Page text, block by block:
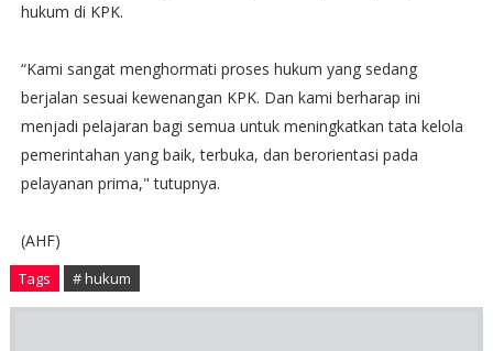
hukum di KPK.
“Kami sangat menghormati proses hukum yang sedang
berjalan sesuai kewenangan KPK. Dan kami berharap ini
menjadi pelajaran bagi semua untuk meningkatkan tata kelola
pemerintahan yang baik, terbuka, dan berorientasi pada
pelayanan prima," tutupnya.
(AHF)
Tags # hukum